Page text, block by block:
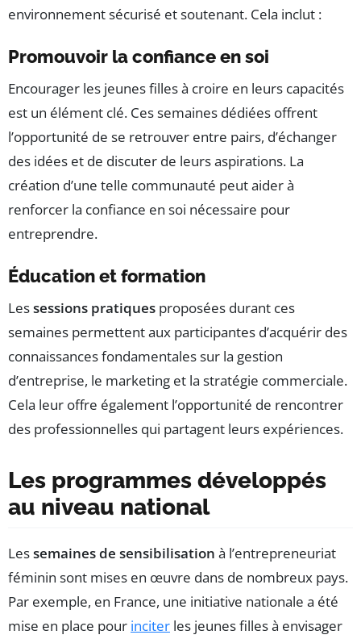
environnement sécurisé et soutenant. Cela inclut :
Promouvoir la confiance en soi
Encourager les jeunes filles à croire en leurs capacités
est un élément clé. Ces semaines dédiées offrent
l’opportunité de se retrouver entre pairs, d’échanger
des idées et de discuter de leurs aspirations. La
création d’une telle communauté peut aider à
renforcer la confiance en soi nécessaire pour
entreprendre.
Éducation et formation
Lessessions pratiques proposées durant ces
semaines permettent aux participantes d’acquérir des
connaissances fondamentales sur la gestion
d’entreprise, le marketing et la stratégie commerciale.
Cela leur offre également l’opportunité de rencontrer
des professionnelles qui partagent leurs expériences.
Les programmes développés
au niveau national
Lessemaines de sensibilisation à l’entrepreneuriat
féminin sont mises en œuvre dans de nombreux pays.
Par exemple, en France, une initiative nationale a été
mise en place pour inciter les jeunes filles à envisager